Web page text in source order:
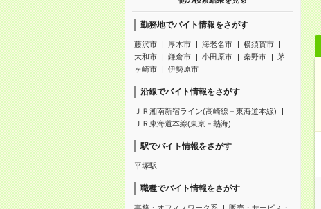
勤務地でバイト情報をさがす
藤沢市 厚木市 海老名市
横須賀市
大和市
鎌倉市 小田原市 秦野市
茅
ヶ崎市
伊勢原市
沿線でバイト情報をさがす
ＪＲ湘南新宿ライン(高崎線－東海道本線)
ＪＲ東海道本線(東京－熱海)
駅でバイト情報をさがす
平塚駅
職種でバイト情報をさがす
事務・オフィスワーク系
販売・サービス・